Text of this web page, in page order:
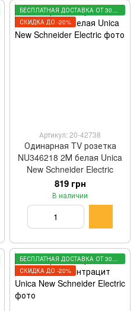
БЕСПЛАТНАЯ ДОСТАВКА ОТ 3000 ГРН
СКИДКА ДО -20%
Артикул: 20-42738
Одинарная TV розетка
NU346218 2М белая Unica
New Schneider Electric
819 грн
В наличии
БЕСПЛАТНАЯ ДОСТАВКА ОТ 3000 ГРН
СКИДКА ДО -20%